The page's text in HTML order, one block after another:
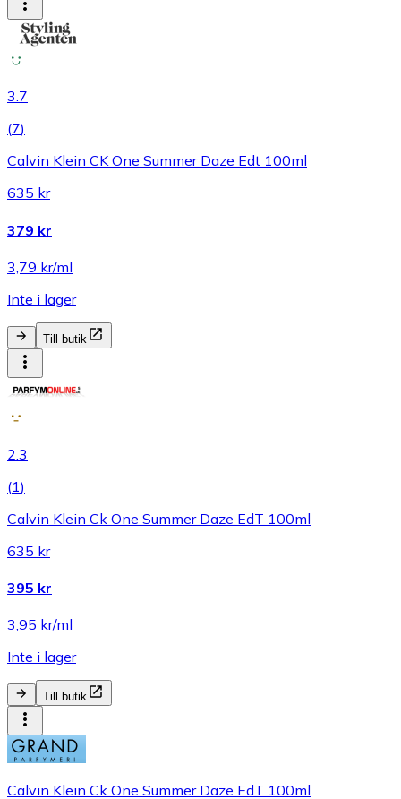
3.7
(7)
Calvin Klein CK One Summer Daze Edt 100ml
635 kr
379 kr
3,79 kr/ml
Inte i lager
Till butik
2.3
(1)
Calvin Klein Ck One Summer Daze EdT 100ml
635 kr
395 kr
3,95 kr/ml
Inte i lager
Till butik
Calvin Klein Ck One Summer Daze EdT 100ml